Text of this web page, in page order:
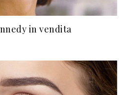
in vendita